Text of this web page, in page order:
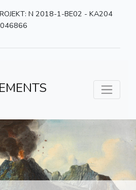
N 2018-1-BE02 - KA204